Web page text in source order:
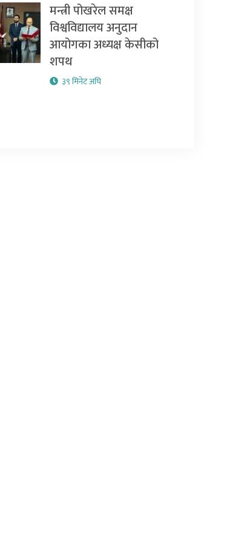
मन्त्री पोखरेल समक्ष
विश्वविद्यालय अनुदान
आयोगका अध्यक्ष केसीको
शपथ
३९ मिनेट अघि